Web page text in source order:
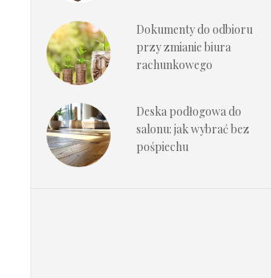
Dokumenty do odbioru
przy zmianie biura
rachunkowego
Deska podłogowa do
salonu: jak wybrać bez
pośpiechu